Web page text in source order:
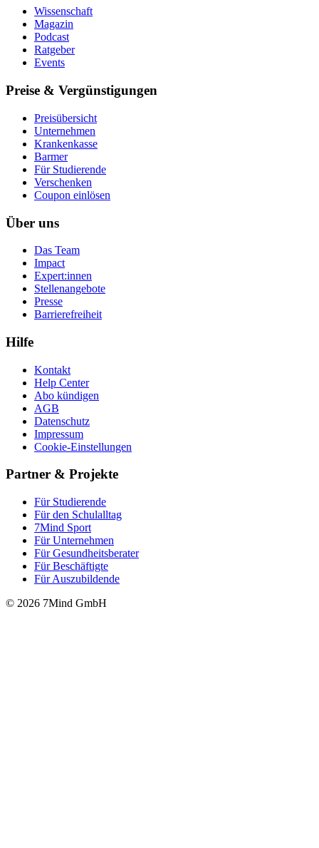
Wissenschaft
Magazin
Podcast
Ratgeber
Events
Preise & Vergünstigungen
Preisübersicht
Unternehmen
Krankenkasse
Barmer
Für Studierende
Ver­schen­ken
Coupon einlösen
Über uns
Das Team
Impact
Expert:innen
Stellenangebote
Presse
Barrierefreiheit
Hilfe
Kontakt
Help Center
Abo kündigen
AGB
Datenschutz
Impressum
Cookie-Einstellungen
Partner & Projekte
Für Stu­die­rende
Für den Schulalltag
7Mind Sport
Für Unter­neh­men
Für Gesund­heits­be­ra­ter
Für Beschäftigte
Für Auszubildende
© 2026 7Mind GmbH